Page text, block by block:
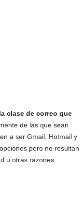
clase de correo que
de las que sean
a ser Gmail, Hotmail y
pero no resultan
u otras razones.